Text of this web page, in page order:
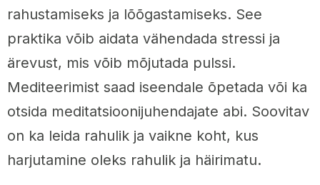
rahustamiseks ja lõõgastamiseks. See
praktika võib aidata vähendada stressi ja
ärevust, mis võib mõjutada pulssi.
Mediteerimist saad iseendale õpetada või ka
otsida meditatsioonijuhendajate abi. Soovitav
on ka leida rahulik ja vaikne koht, kus
harjutamine oleks rahulik ja häirimatu.